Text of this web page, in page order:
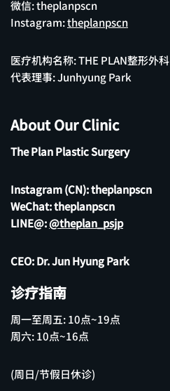
微信: theplanpscn
Instagram:theplanpscn
医疗机构名称: THE PLAN整形外科
代表理事: Junhyung Park
About Our Clinic
The Plan Plastic Surgery
Instagram (CN):theplanpscn
WeChat: theplanpscn
LINE@:@theplan_psjp
CEO: Dr. Jun Hyung Park
诊疗指南
周一至周五: 10点~19点
周六: 10点~16点
(周日/节假日休诊)